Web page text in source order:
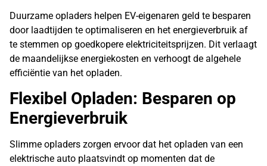
Duurzame opladers helpen EV-eigenaren geld te besparen
door laadtijden te optimaliseren en het energieverbruik af
te stemmen op goedkopere elektriciteitsprijzen. Dit verlaagt
de maandelijkse energiekosten en verhoogt de algehele
efficiëntie van het opladen.
Flexibel Opladen: Besparen op
Energieverbruik
Slimme opladers zorgen ervoor dat het opladen van een
elektrische auto plaatsvindt op momenten dat de